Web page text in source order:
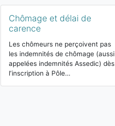
Chômage et délai de
carence
Les chômeurs ne perçoivent pas
les indemnités de chômage (aussi
appelées indemnités Assedic) dès
l’inscription à Pôle…